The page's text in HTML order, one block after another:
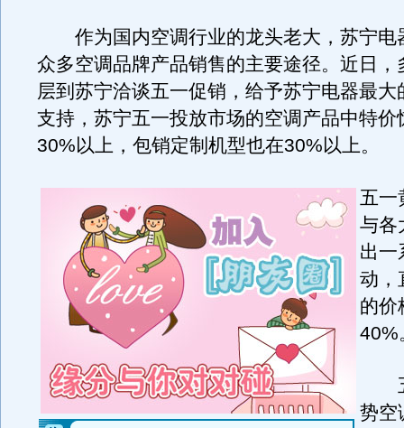
作为国内空调行业的龙头老大，苏宁电
众多空调品牌产品销售的主要途径。近日，
层到苏宁洽谈五一促销，给予苏宁电器最大
支持，苏宁五一投放市场的空调产品中特价
30%以上，包销定制机型也在30%以上。
五一
与各
出一
动，
的价
40%
五
势空